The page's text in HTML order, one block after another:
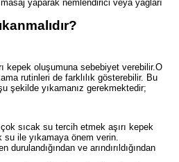
yaparak nemlendirici veya yağları
kepek oluşumuna sebebiyet verebilir.O
rutinleri de farklılık gösterebilir. Bu
şekilde yıkamanız gerekmektedir;
sıcak su tercih etmek aşırı kepek
su ile yıkamaya önem verin.
durulandığından ve arındırıldığından